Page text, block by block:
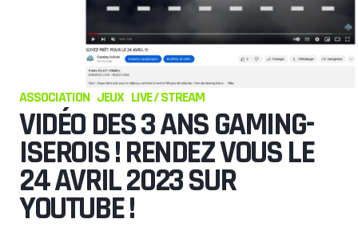
ASSOCIATION JEUX LIVE / STREAM
VIDÉO DES 3 ANS GAMING-
ISEROIS ! RENDEZ VOUS LE
24 AVRIL 2023 SUR
YOUTUBE !